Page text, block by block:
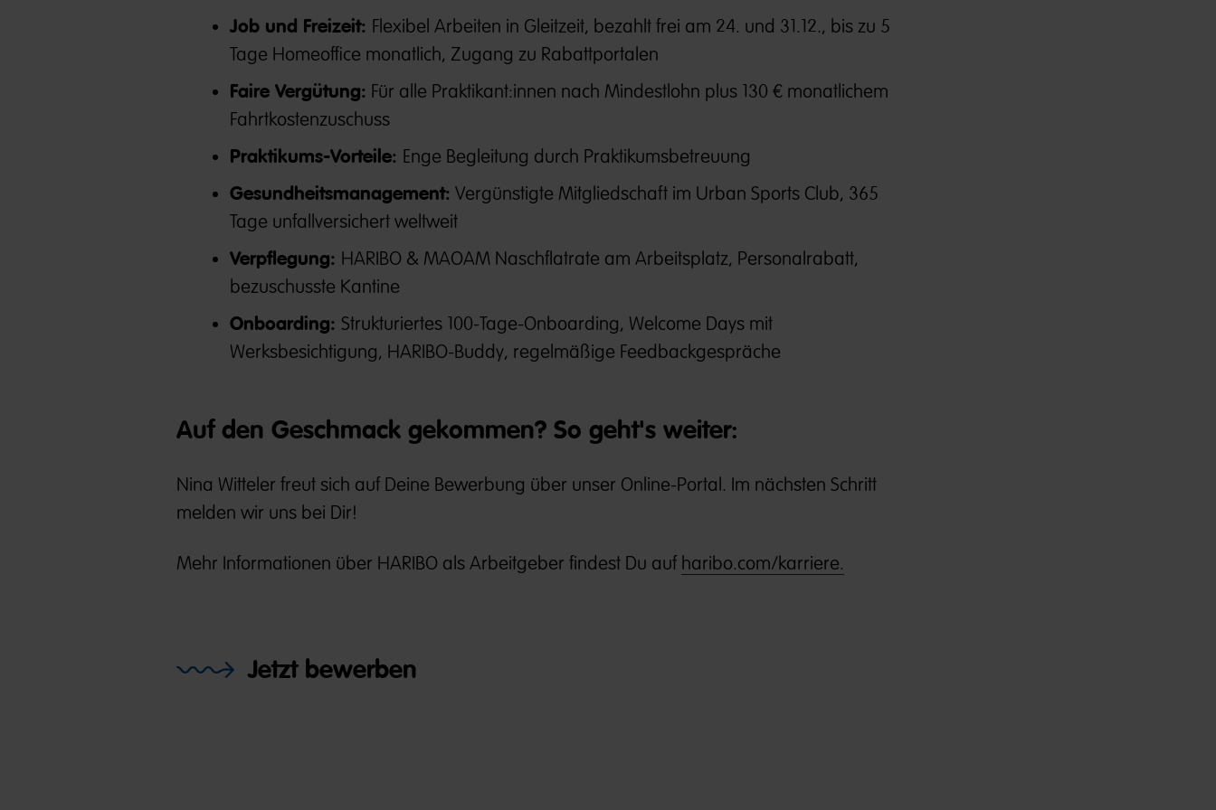
Job und Freizeit: Flexibel Arbeiten in Gleitzeit, bezahlt frei am 24. und 31.12., bis zu 5
Tage Homeoffice monatlich, Zugang zu Rabattportalen
Faire Vergütung: Für alle Praktikant:innen nach Mindestlohn plus 130 € monatlichem
Fahrtkostenzuschuss
Praktikums-Vorteile: Enge Begleitung durch Praktikumsbetreuung
Gesundheitsmanagement: Vergünstigte Mitgliedschaft im Urban Sports Club, 365
Tage unfallversichert weltweit
Verpflegung: HARIBO & MAOAM Naschflatrate am Arbeitsplatz, Personalrabatt,
bezuschusste Kantine
Onboarding: Strukturiertes 100-Tage-Onboarding, Welcome Days mit
Werksbesichtigung, HARIBO-Buddy, regelmäßige Feedbackgespräche
Auf den Geschmack gekommen? So geht's weiter:
Nina Witteler freut sich auf Deine Bewerbung über unser Online-Portal. Im nächsten Schritt
melden wir uns bei Dir!
Mehr Informationen über HARIBO als Arbeitgeber findest Du auf haribo.com/karriere.
Jetzt bewerben